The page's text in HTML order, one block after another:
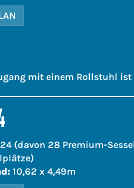
mit einem Rollstuhl
(davon 28 Premium-
10,62 x 4,49m